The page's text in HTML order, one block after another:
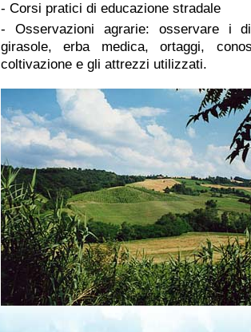
- Corsi pratici di educazione stradale
- Osservazioni agrarie: osservare i
girasole, erba medica, ortaggi,
coltivazione e gli attrezzi utilizzati.